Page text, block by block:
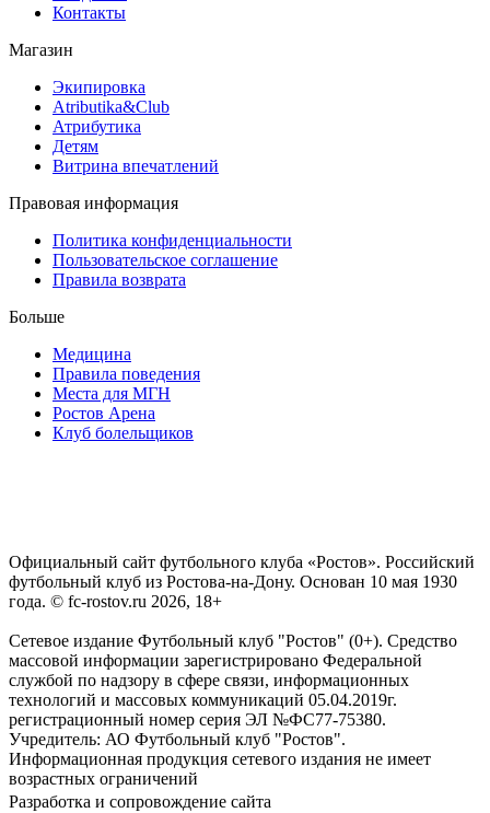
Контакты
Магазин
Экипировка
Atributika&Club
Атрибутика
Детям
Витрина впечатлений
Правовая информация
Политика конфиденциальности
Пользовательское соглашение
Правила возврата
Больше
Медицина
Правила поведения
Места для МГН
Ростов Арена
Клуб болельщиков
Официальный сайт футбольного клуба «Ростов». Российский
футбольный клуб из Ростова-на-Дону. Основан 10 мая 1930
года. © fc-rostov.ru 2026, 18+
Сетевое издание Футбольный клуб "Ростов" (0+). Средство
массовой информации зарегистрировано Федеральной
службой по надзору в сфере связи, информационных
технологий и массовых коммуникаций 05.04.2019г.
регистрационный номер серия ЭЛ №ФС77-75380.
Учредитель: АО Футбольный клуб "Ростов".
Информационная продукция сетевого издания не имеет
возрастных ограничений
Разработка и сопровождение сайта